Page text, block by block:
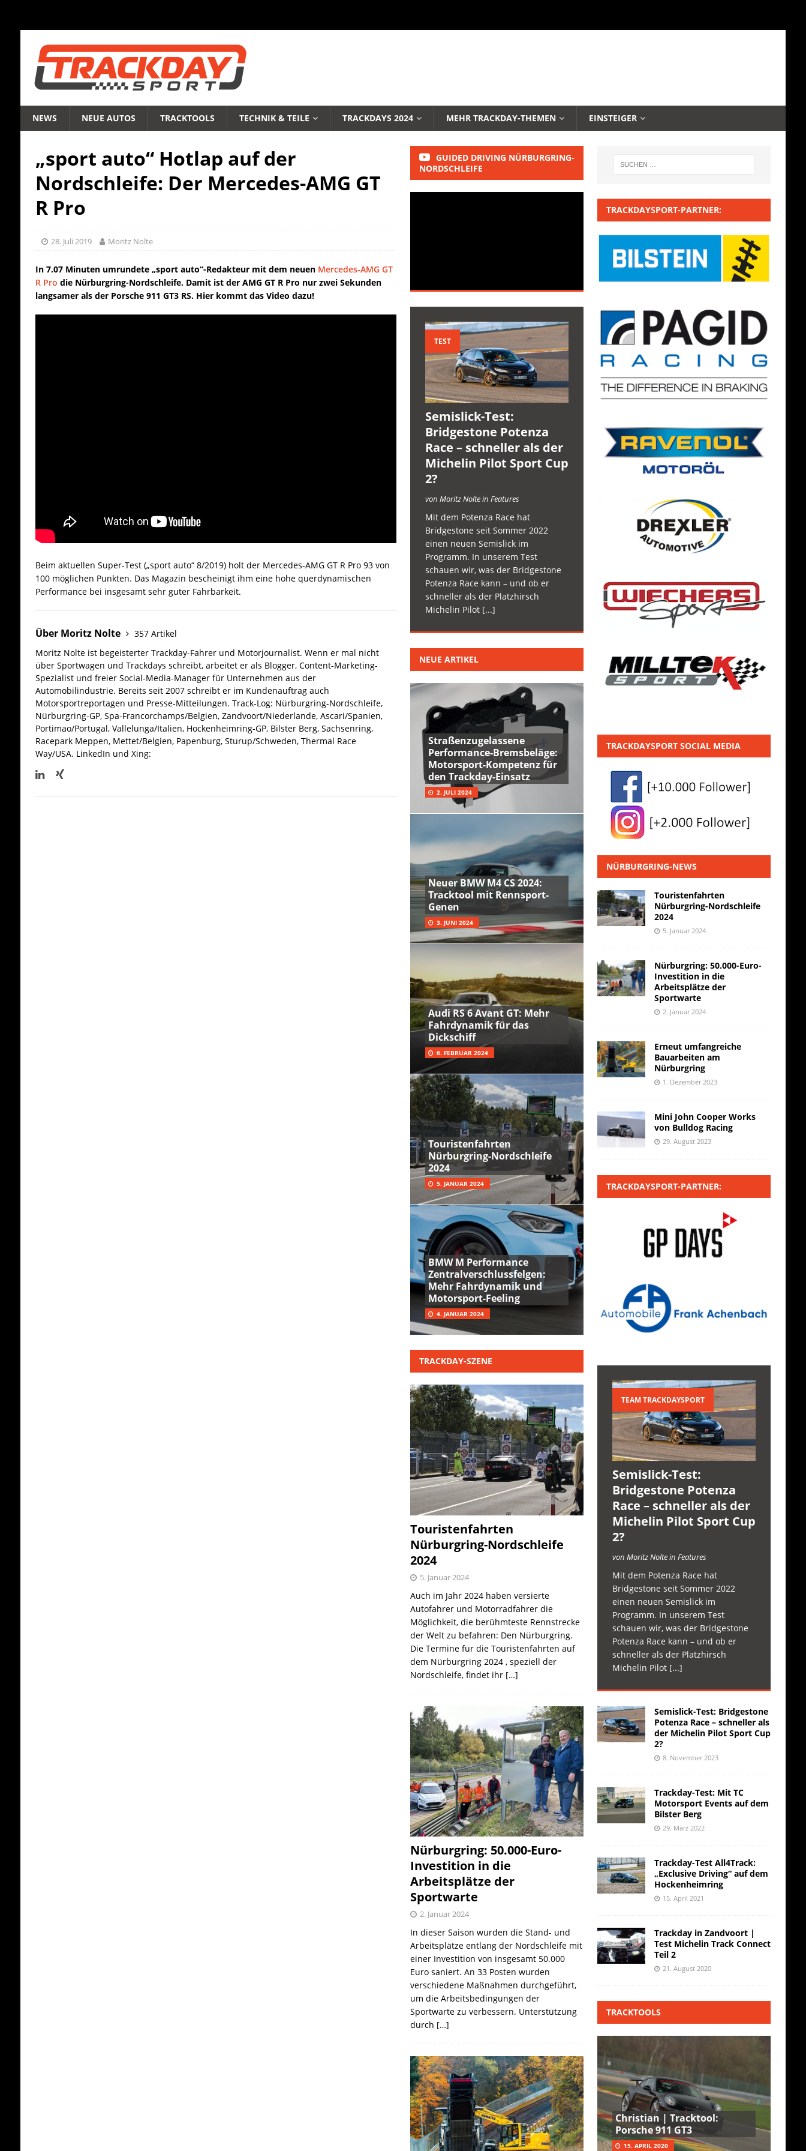
NEWS NEUE AUTOS TRACKTOOLS TECHNIK & TEILE TRACKDAYS 2024 MEHR TRACKDAY-THEMEN EINSTEIGER
„sport auto“ Hotlap auf der
Nordschleife: Der Mercedes-AMG GT
R Pro
28. Juli 2019 Moritz Nolte
In 7.07 Minuten umrundete „sport auto“-Redakteur mit dem neuen Mercedes-AMG GT
R Pro die Nürburgring-Nordschleife. Damit ist der AMG GT R Pro nur zwei Sekunden
langsamer als der Porsche 911 GT3 RS. Hier kommt das Video dazu!
Beim aktuellen Super-Test („sport auto“ 8/2019) holt der Mercedes-AMG GT R Pro 93 von
100 möglichen Punkten. Das Magazin bescheinigt ihm eine hohe querdynamischen
Performance bei insgesamt sehr guter Fahrbarkeit.
Über Moritz Nolte
357 Artikel
Moritz Nolte ist begeisterter Trackday-Fahrer und Motorjournalist. Wenn er mal nicht
über Sportwagen und Trackdays schreibt, arbeitet er als Blogger, Content-Marketing-
Spezialist und freier Social-Media-Manager für Unternehmen aus der
Automobilindustrie. Bereits seit 2007 schreibt er im Kundenauftrag auch
Motorsportreportagen und Presse-Mitteilungen. Track-Log: Nürburgring-Nordschleife,
Nürburgring-GP, Spa-Francorchamps/Belgien, Zandvoort/Niederlande, Ascari/Spanien,
Portimao/Portugal, Vallelunga/Italien, Hockenheimring-GP, Bilster Berg, Sachsenring,
Racepark Meppen, Mettet/Belgien, Papenburg, Sturup/Schweden, Thermal Race
Way/USA. LinkedIn und Xing:
GUIDED DRIVING NÜRBURGRING-
NORDSCHLEIFE
TEST
Semislick-Test:
Bridgestone Potenza
Race – schneller als der
Michelin Pilot Sport Cup
2?
von Moritz Nolte in Features
Mit dem Potenza Race hat
Bridgestone seit Sommer 2022
einen neuen Semislick im
Programm. In unserem Test
schauen wir, was der Bridgestone
Potenza Race kann – und ob er
schneller als der Platzhirsch
Michelin Pilot [...]
NEUE ARTIKEL
Straßenzugelassene
Performance-Bremsbeläge:
Motorsport-Kompetenz für
den Trackday-Einsatz
2. JULI 2024
Neuer BMW M4 CS 2024:
Tracktool mit Rennsport-
Genen
3. JUNI 2024
Audi RS 6 Avant GT: Mehr
Fahrdynamik für das
Dickschiff
6. FEBRUAR 2024
Touristenfahrten
Nürburgring-Nordschleife
2024
5. JANUAR 2024
BMW M Performance
Zentralverschlussfelgen:
Mehr Fahrdynamik und
Motorsport-Feeling
4. JANUAR 2024
TRACKDAY-SZENE
Touristenfahrten
Nürburgring-Nordschleife
2024
5. Januar 2024
Auch im Jahr 2024 haben versierte
Autofahrer und Motorradfahrer die
Möglichkeit, die berühmteste Rennstrecke
der Welt zu befahren: Den Nürburgring.
Die Termine für die Touristenfahrten auf
dem Nürburgring 2024 , speziell der
Nordschleife, findet ihr […]
Nürburgring: 50.000-Euro-
Investition in die
Arbeitsplätze der
Sportwarte
2. Januar 2024
In dieser Saison wurden die Stand- und
Arbeitsplätze entlang der Nordschleife mit
einer Investition von insgesamt 50.000
Euro saniert. An 33 Posten wurden
verschiedene Maßnahmen durchgeführt,
um die Arbeitsbedingungen der
Sportwarte zu verbessern. Unterstützung
durch […]
TRACKDAYSPORT-PARTNER:
TRACKDAYSPORT SOCIAL MEDIA
NÜRBURGRING-NEWS
Touristenfahrten
Nürburgring-Nordschleife
2024
5. Januar 2024
Nürburgring: 50.000-Euro-
Investition in die
Arbeitsplätze der
Sportwarte
2. Januar 2024
Erneut umfangreiche
Bauarbeiten am
Nürburgring
1. Dezember 2023
Mini John Cooper Works
von Bulldog Racing
29. August 2023
TRACKDAYSPORT-PARTNER:
TEAM TRACKDAYSPORT
Semislick-Test:
Bridgestone Potenza
Race – schneller als der
Michelin Pilot Sport Cup
2?
von Moritz Nolte in Features
Mit dem Potenza Race hat
Bridgestone seit Sommer 2022
einen neuen Semislick im
Programm. In unserem Test
schauen wir, was der Bridgestone
Potenza Race kann – und ob er
schneller als der Platzhirsch
Michelin Pilot [...]
Semislick-Test: Bridgestone
Potenza Race – schneller als
der Michelin Pilot Sport Cup
2?
8. November 2023
Trackday-Test: Mit TC
Motorsport Events auf dem
Bilster Berg
29. März 2022
Trackday-Test All4Track:
„Exclusive Driving“ auf dem
Hockenheimring
15. April 2021
Trackday in Zandvoort |
Test Michelin Track Connect
Teil 2
21. August 2020
TRACKTOOLS
Christian | Tracktool:
Porsche 911 GT3
15. APRIL 2020